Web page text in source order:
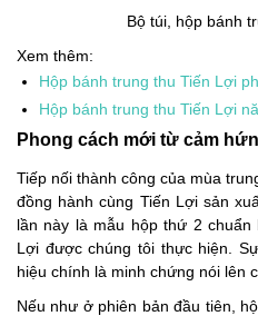
Bộ túi, hộp bánh
Xem thêm:
Hộp bánh trung thu Tiến Lợi
Hộp bánh trung thu Tiến Lợi
Phong cách mới từ cảm
Tiếp nối thành công của mùa
đồng hành cùng Tiến Lợi sản
lần này là mẫu hộp thứ 2
Lợi được chúng tôi thực hiện.
hiệu chính là minh chứng nói lên
Nếu như ở phiên bản đầu tiên,